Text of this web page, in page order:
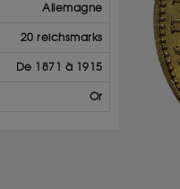
Allemagne
20 reichsmarks
De 1871 à 1915
Or